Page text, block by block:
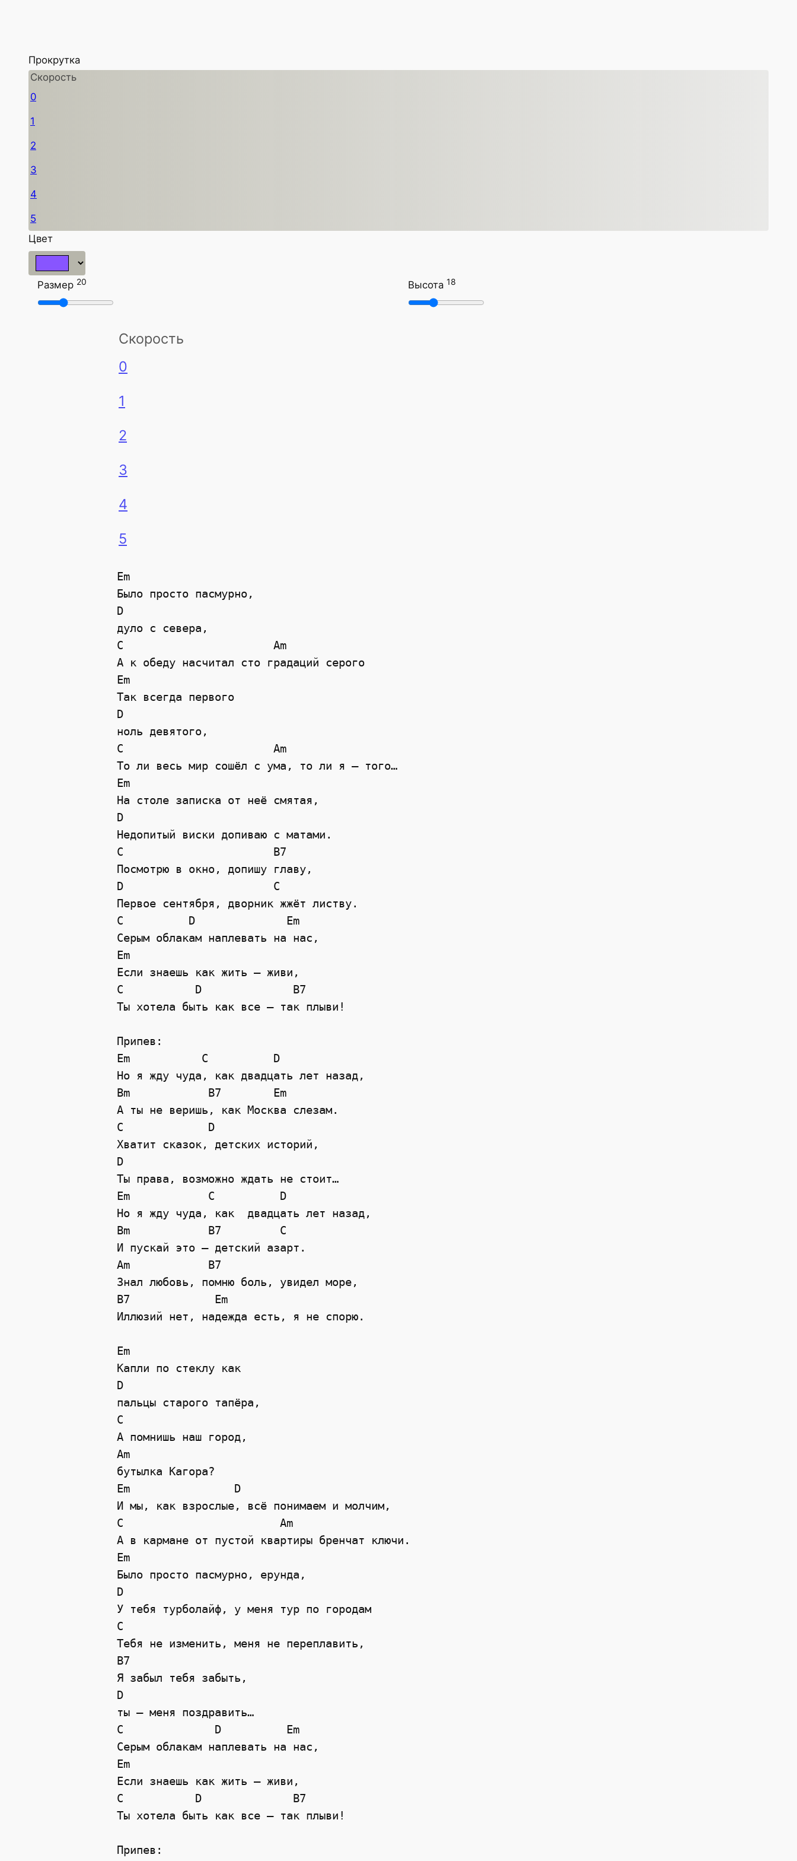
Прокрутка
Скорость
0
1
2
3
4
5
Цвет
Размер 20 Высота 18
Скорость
0
1
2
3
4
5
Em
Было просто пасмурно,
D
дуло с севера,
C                       Am
А к обеду насчитал сто градаций серого
Em
Так всегда первого
D
ноль девятого,
C                       Am
То ли весь мир сошёл с ума, то ли я — того…
Em
На столе записка от неё смятая,
D
Недопитый виски допиваю с матами.
C                       B7
Посмотрю в окно, допишу главу,
D                       C
Первое сентября, дворник жжёт листву.
C          D              Em
Серым облакам наплевать на нас,
Em
Если знаешь как жить — живи,
C           D              B7
Ты хотела быть как все — так плыви!
Припев:
Em           C          D
Но я жду чуда, как двадцать лет назад,
Bm            B7        Em
А ты не веришь, как Москва слезам.
C             D
Хватит сказок, детских историй,
D
Ты права, возможно ждать не стоит…
Em            C          D
Но я жду чуда, как  двадцать лет назад,
Bm            B7         C
И пускай это — детский азарт.
Am            B7
Знал любовь, помню боль, увидел море,
B7             Em
Иллюзий нет, надежда есть, я не спорю.
Em
Капли по стеклу как
D
пальцы старого тапёра,
C
А помнишь наш город,
Am
бутылка Кагора?
Em                D
И мы, как взрослые, всё понимаем и молчим,
C                        Am
А в кармане от пустой квартиры бренчат ключи.
Em
Было просто пасмурно, ерунда,
D
У тебя турболайф, у меня тур по городам
C
Тебя не изменить, меня не переплавить,
B7
Я забыл тебя забыть,
D
ты — меня поздравить…
C              D          Em
Серым облакам наплевать на нас,
Em
Если знаешь как жить — живи,
C           D              B7
Ты хотела быть как все — так плыви!
Припев: